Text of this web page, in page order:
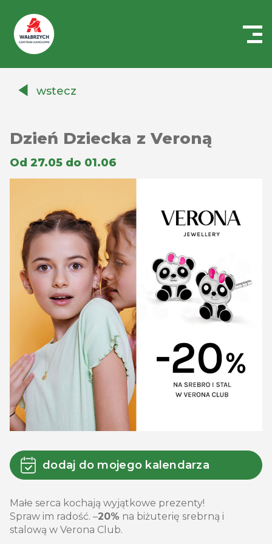
Auchanwstecz
Dzień Dziecka z Veroną
Od 27.05 do 01.06
dodaj do mojego kalendarza
Małe serca kochają wyjątkowe prezenty!
Spraw im radość. –20% na biżuterię srebrną i
stalową w Verona Club.